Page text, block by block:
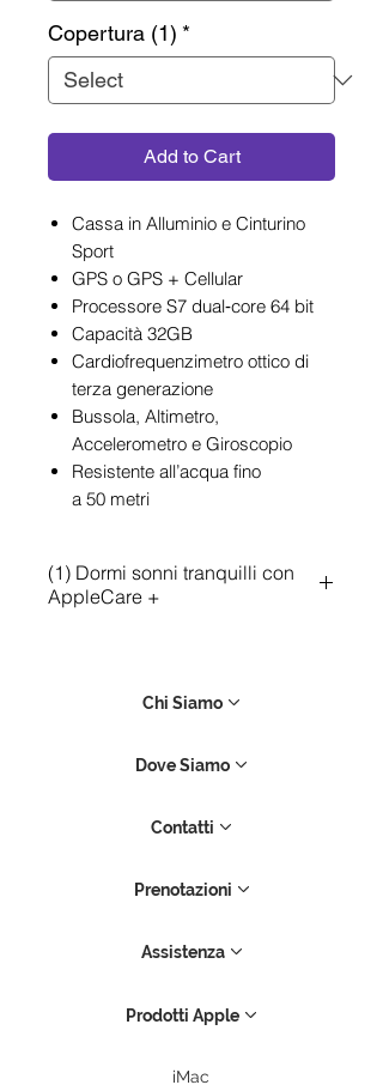
Copertura (1) *
Add to Cart
Cassa in Alluminio e Cinturino
Sport
GPS o GPS + Cellular
Processore S7 dual‑core 64 bit
Capacità 32GB
Cardiofrequenzimetro ottico di
terza generazione
Bussola, Altimetro,
Accelerometro e Giroscopio
Resistente all’acqua fino
a 50 metri
(1) Dormi sonni tranquilli con
AppleCare +
include copertura hardware
due interventi per danni
Maggiori informazioni
Chi Siamo
Dove Siamo
Contatti
Prenotazioni
Assistenza
Prodotti Apple
iMac